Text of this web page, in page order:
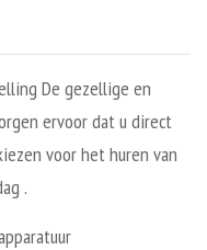
De gezellige en
ervoor dat u direct
voor het huren van
.